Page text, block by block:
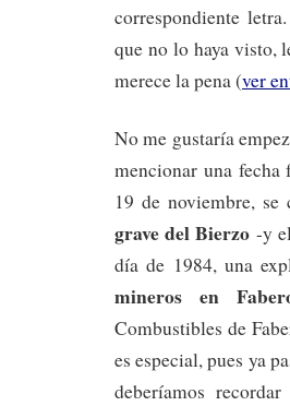
correspondiente
que no lo haya visto,
merece la pena (ver
No me gustaría
mencionar una fecha
19 de noviembre, se
grave del Bierzo -y
día de 1984, una
mineros en
Combustibles de
es especial, pues ya
deberíamos